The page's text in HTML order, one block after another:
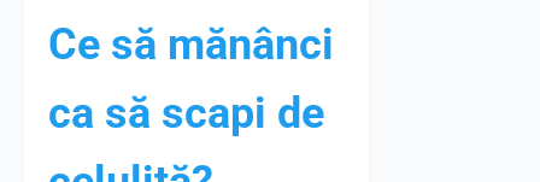
Ce să mănânci
ca să scapi de